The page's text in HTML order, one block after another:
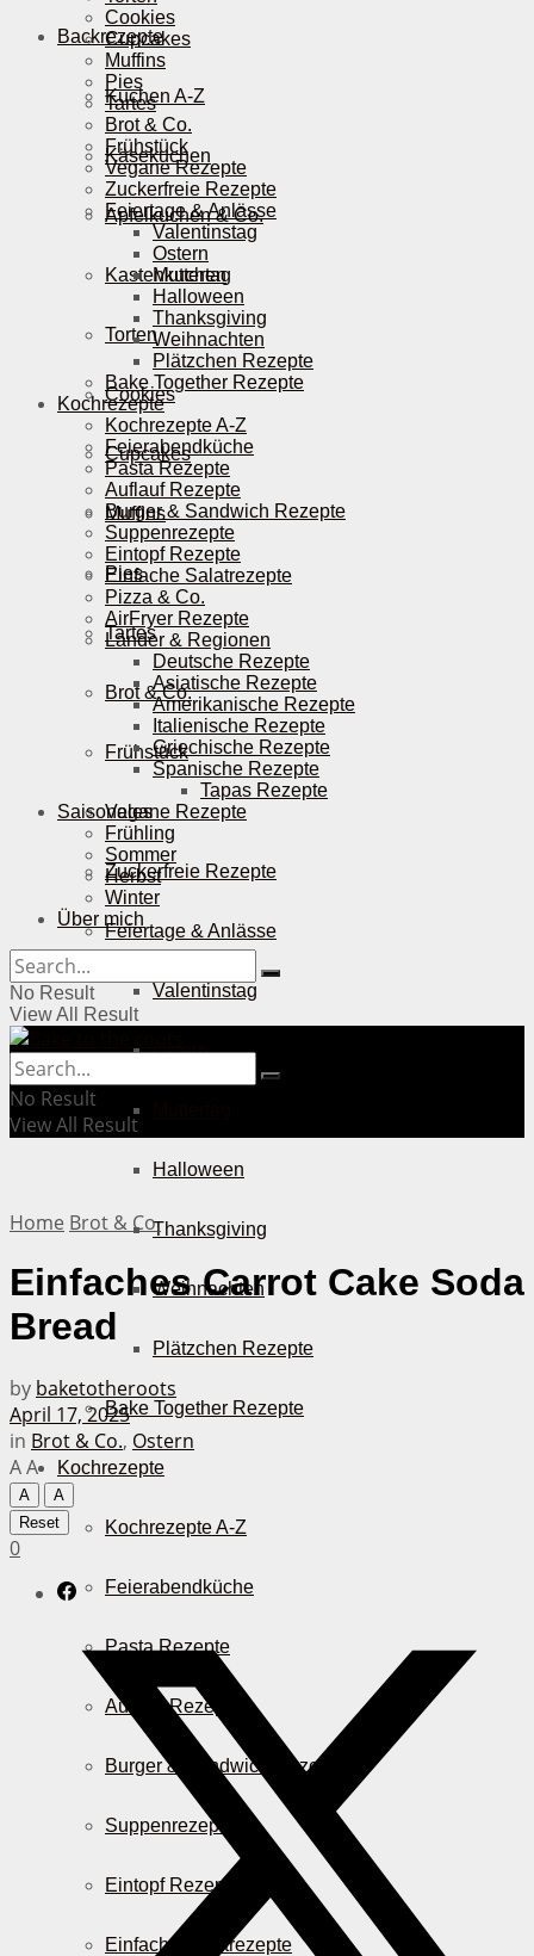
Backrezepte
Kuchen A-Z
Käsekuchen
Apfelkuchen & Co.
Kastenkuchen
Torten
Cookies
Cupcakes
Muffins
Pies
Tartes
Brot & Co.
Frühstück
Vegane Rezepte
Zuckerfreie Rezepte
Feiertage & Anlässe
Valentinstag
Ostern
Halloween
Thanksgiving
Weihnachten
Plätzchen Rezepte
Bake Together Rezepte
Kochrezepte
Kochrezepte A-Z
Feierabendküche
Pasta Rezepte
Auflauf Rezepte
Burger & Sandwich Rezepte
Suppenrezepte
Eintopf Rezepte
Einfache Salatrezepte
Cookies
Cupcakes
Muffins
Pies
Tartes
Brot & Co.
Frühstück
Vegane Rezepte
Zuckerfreie Rezepte
Feiertage & Anlässe
Valentinstag
Ostern
Muttertag
Halloween
Thanksgiving
Weihnachten
Plätzchen Rezepte
Bake Together Rezepte
Kochrezepte
Kochrezepte A-Z
Feierabendküche
Pasta Rezepte
Auflauf Rezepte
Burger & Sandwich Rezepte
Suppenrezepte
Eintopf Rezepte
Einfache Salatrezepte
Pizza & Co.
AirFryer Rezepte
Länder & Regionen
Deutsche Rezepte
Asiatische Rezepte
Amerikanische Rezepte
Italienische Rezepte
Griechische Rezepte
Spanische Rezepte
Tapas Rezepte
Saisonales
Frühling
Sommer
Herbst
Winter
Über mich
No Result
View All Result
No Result
View All Result
Home Brot & Co.
Einfaches Carrot Cake Soda
Bread
by baketotheroots
April 17, 2025
in Brot & Co., Ostern
AA
A
A
Reset
0